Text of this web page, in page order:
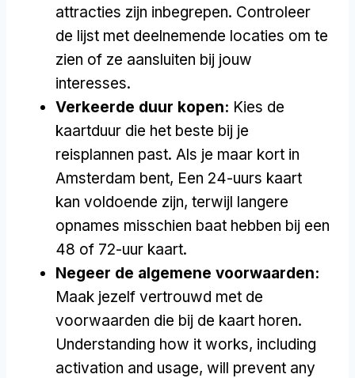
attracties zijn inbegrepen. Controleer
de lijst met deelnemende locaties om te
zien of ze aansluiten bij jouw
interesses.
Verkeerde duur kopen: Kies de
kaartduur die het beste bij je
reisplannen past. Als je maar kort in
Amsterdam bent, Een 24-uurs kaart
kan voldoende zijn, terwijl langere
opnames misschien baat hebben bij een
48 of 72-uur kaart.
Negeer de algemene voorwaarden:
Maak jezelf vertrouwd met de
voorwaarden die bij de kaart horen.
Understanding how it works, including
activation and usage, will prevent any